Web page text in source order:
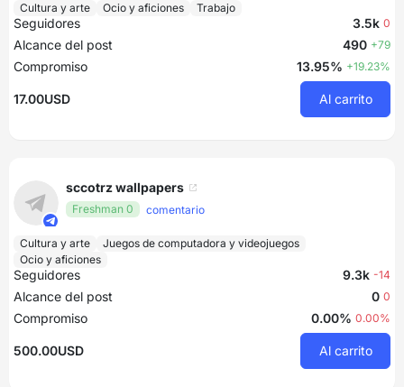
Cultura y arte Ocio y aficiones Trabajo
Seguidores 3.5k 0
Alcance del post 490 +79
Compromiso 13.95% +19.23%
17.00USD Al carrito
sccotrz wallpapers
Freshman 0 comentario
Cultura y arte
Juegos de computadora y videojuegos
Ocio y aficiones
Seguidores 9.3k -14
Alcance del post 0 0
Compromiso 0.00% 0.00%
500.00USD Al carrito